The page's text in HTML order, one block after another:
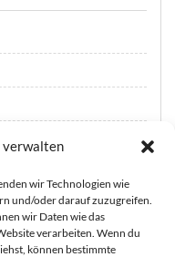
verwalten
wir Technologien wie
und/oder darauf zuzugreifen.
wir Daten wie das
verarbeiten. Wenn du
können bestimmte